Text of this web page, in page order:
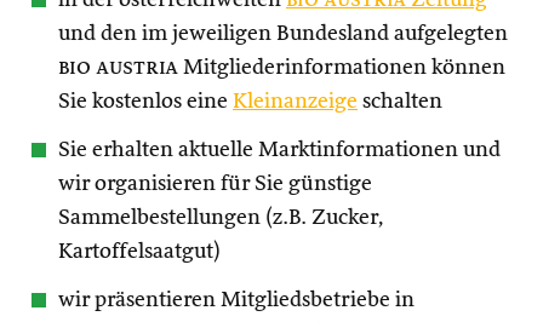
und den im jeweiligen Bundesland aufgelegten
bio austria Mitgliederinformationen können
Sie kostenlos eine Kleinanzeige schalten
Sie erhalten aktuelle Marktinformationen und
wir organisieren für Sie günstige
Sammelbestellungen (z.B. Zucker,
Kartoffelsaatgut)
wir präsentieren Mitgliedsbetriebe in